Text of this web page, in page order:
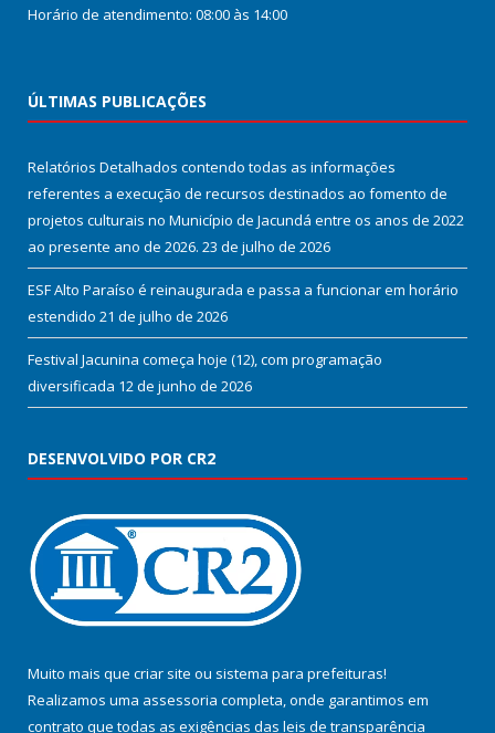
Horário de atendimento: 08:00 às 14:00
ÚLTIMAS PUBLICAÇÕES
Relatórios Detalhados contendo todas as informações
referentes a execução de recursos destinados ao fomento de
projetos culturais no Município de Jacundá entre os anos de 2022
ao presente ano de 2026. 23 de julho de 2026
ESF Alto Paraíso é reinaugurada e passa a funcionar em horário
estendido 21 de julho de 2026
Festival Jacunina começa hoje (12), com programação
diversificada 12 de junho de 2026
DESENVOLVIDO POR CR2
Muito mais que criar site ou sistema para prefeituras!
Realizamos uma assessoria completa, onde garantimos em
contrato que todas as exigências das leis de transparência